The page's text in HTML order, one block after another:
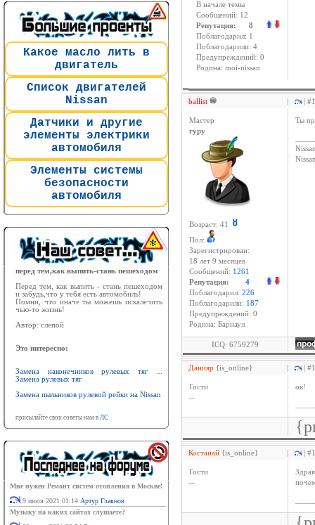
Какое масло лить в
двигатель
Список двигателей
Nissan
Датчики и другие
элементы электрики
автомобиля
Элементы системы
безопасности
автомобиля
перед тем,как выпить-стань пешеходом
Перед тем, как выпить - стань пешеходом
и забудь,что у тебя есть автомобиль!
Помни, что иначе ты можешь искалечить
чью-то жизнь!
Автор: слепой
Это интересно:
Замена наконечников рулевых тяг ...
Замена рулевых тяг
Замена пыльников рулевой рейки на Nissan
присылайте свои советы нам в ЛС
Мне нужен Ремонт систем отопления в Москве!
9 июля 2021 01:14 Артур Главнов
Музыку на каких сайтах слушаете?
В начале темы
Сообщений: 12
Репутация: 8
Поблагодарил: 1
Поблагодарили: 4
Предупреждений: 0
Родина: moi-nissan
ballist | |
Мастер
гуру
Возраст: 41
Пол:
Зарегистрирован:
18 лет 9 месяцев
Сообщений: 1261
Репутация: 4
Поблагодарил: 226
Поблагодарили: 187
Предупреждений: 0
Родина: Барнаул
Ты
ICQ: 6759279
Данияр {is_online} | |
Гости
--
ок!
Костанай {is_online} | |
Гости
--